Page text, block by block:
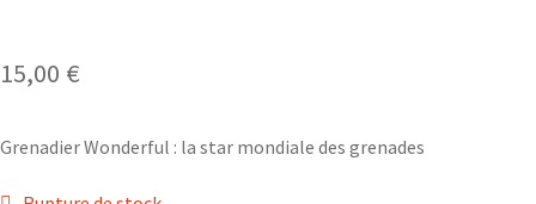
15,00 €
Grenadier Wonderful : la star mondiale des grenades